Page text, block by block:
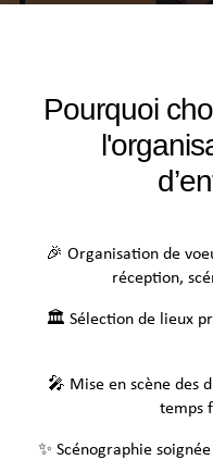
Pourquoi
🎉 Organisation de
réception,
🏛️ Sélection de lieux
🎤 Mise en scène des
temps
✨ Scénographie